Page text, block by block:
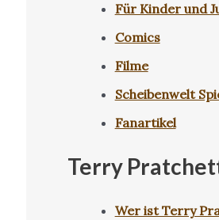
Für Kinder und
Comics
Filme
Scheibenwelt
Fanartikel
Terry
Wer ist Terry